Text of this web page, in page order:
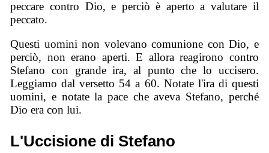
peccare contro Dio, e perciò è aperto a valutare il
peccato.
Questi uomini non volevano comunione con Dio, e
perciò, non erano aperti. E allora reagirono contro
Stefano con grande ira, al punto che lo uccisero.
Leggiamo dal versetto 54 a 60. Notate l'ira di questi
uomini, e notate la pace che aveva Stefano, perché
Dio era con lui.
L'Uccisione di Stefano